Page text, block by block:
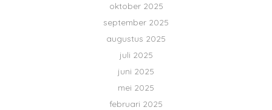
oktober 2025
september 2025
augustus 2025
juli 2025
juni 2025
mei 2025
februari 2025